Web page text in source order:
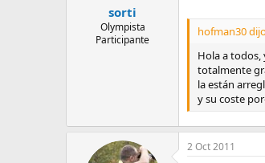
sorti
Olympista
Participante
hofman30
Hola a todos,
totalmente
la están
y su coste
2 Oct 2011